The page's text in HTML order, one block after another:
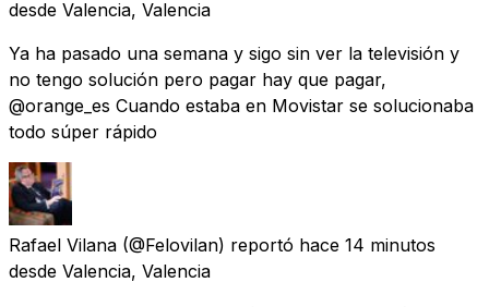
desde Valencia, Valencia
Ya ha pasado una semana y sigo sin ver la televisión y
no tengo solución pero pagar hay que pagar,
@orange_es Cuando estaba en Movistar se solucionaba
todo súper rápido
Rafael Vilana (@Felovilan) reportó hace 14 minutos
desde Valencia, Valencia